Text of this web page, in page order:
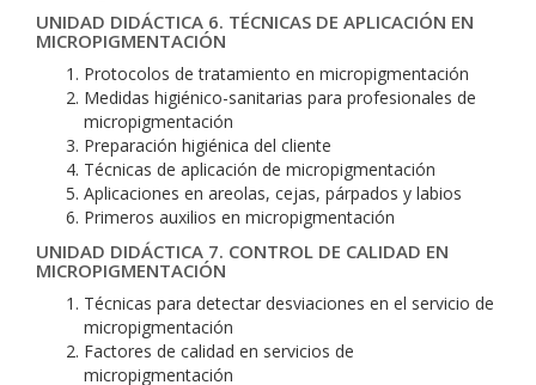
UNIDAD DIDÁCTICA 6. TÉCNICAS DE APLICACIÓN EN
MICROPIGMENTACIÓN
Protocolos de tratamiento en micropigmentación
Medidas higiénico-sanitarias para profesionales de
micropigmentación
Preparación higiénica del cliente
Técnicas de aplicación de micropigmentación
Aplicaciones en areolas, cejas, párpados y labios
Primeros auxilios en micropigmentación
UNIDAD DIDÁCTICA 7. CONTROL DE CALIDAD EN
MICROPIGMENTACIÓN
Técnicas para detectar desviaciones en el servicio de
micropigmentación
Factores de calidad en servicios de
micropigmentación